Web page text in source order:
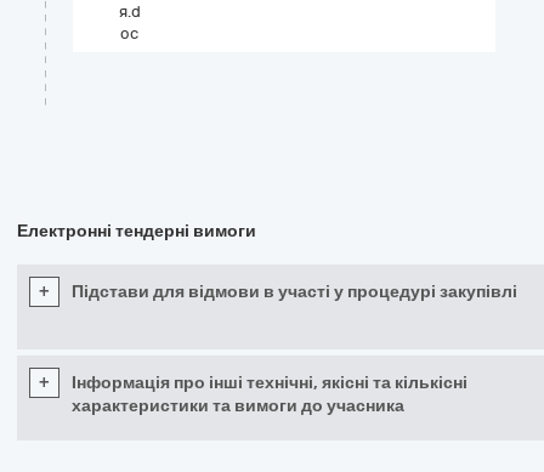
я.d
oc
Електронні тендерні вимоги
+ Підстави для відмови в участі у процедурі закупівлі
+
Інформація про інші технічні, якісні та кількісні
характеристики та вимоги до учасника